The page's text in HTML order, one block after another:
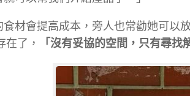
材會提高成本，旁人也常勸她可以
在了，
「沒有妥協的空間，只有尋找